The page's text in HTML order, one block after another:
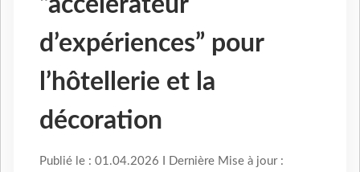
d’expériences” pour
l’hôtellerie et la
décoration
Publié le : 01.04.2026 I Dernière Mise à jour :